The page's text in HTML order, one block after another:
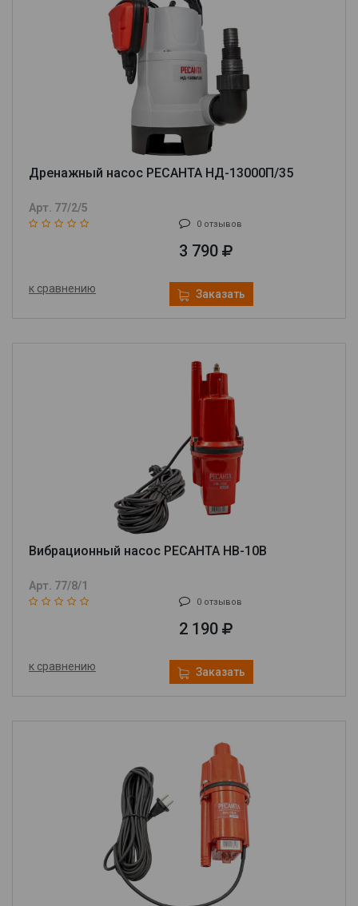
Дренажный насос РЕСАНТА НД-13000П/35
Арт. 77/2/5
0 отзывов
3 790
к сравнению Заказать
Вибрационный насос РЕСАНТА НВ-10В
Арт. 77/8/1
0 отзывов
2 190
к сравнению Заказать